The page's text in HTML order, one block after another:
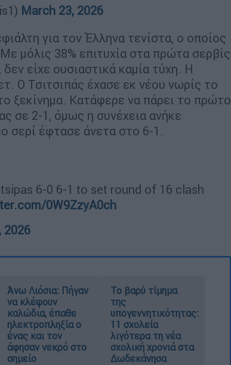
March 23, 2026
για τον Έλληνα τενίστα, ο οποίος
μόλις 38% επιτυχία στα πρώτα σερβίς
είχε ουσιαστικά καμία τύχη. Η
Ο Τσιτσιπάς έχασε εκ νέου νωρίς το
ξεκίνημα. Κατάφερε να πάρει το πρώτο
σε 2-1, όμως η συνέχεια ανήκε
σερί έφτασε άνετα στο 6-1.
6-0 6-1 to set round of 16 clash
0W9ZzyA0ch
2026
Άνω Λιόσια: Πήγαν
να κλέψουν
καλώδια, έπαθε
ηλεκτροπληξία ο
ένας και τον
άφησαν νεκρό στο
σημείο
Το βαρύ τίμημα
της
υπογεννητικότητας:
11 σχολεία
λιγότερα τη νέα
σχολική χρονιά στα
Δωδεκάνησα